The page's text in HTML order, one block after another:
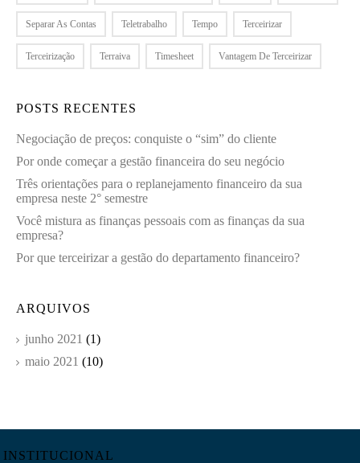
Separar As Contas Teletrabalho Tempo Terceirizar
Terceirização Terraiva Timesheet Vantagem De Terceirizar
POSTS RECENTES
Negociação de preços: conquiste o “sim” do cliente
Por onde começar a gestão financeira do seu negócio
Três orientações para o replanejamento financeiro da sua
empresa neste 2° semestre
Você mistura as finanças pessoais com as finanças da sua
empresa?
Por que terceirizar a gestão do departamento financeiro?
ARQUIVOS
junho 2021 (1)
maio 2021 (10)
INSTITUCIONAL